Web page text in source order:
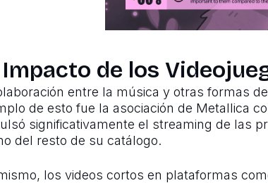
Impacto de los
entre la música y otras formas
de esto fue la asociación de Metallica
significativamente el streaming de las
del resto de su catálogo.
los videos cortos en plataformas